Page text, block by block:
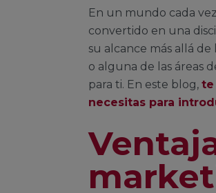
En un mundo cada
convertido en una
su alcance más allá
o alguna de las áreas
para ti. En este blog, te
necesitas para